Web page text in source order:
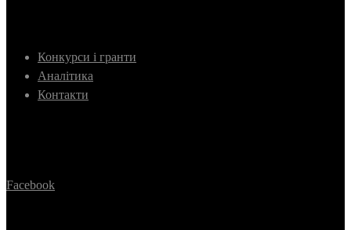
Конкурси і гранти
Аналітика
Контакти
Facebook